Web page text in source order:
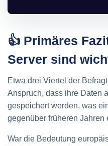
👍 Primäres
Server sind
Etwa drei Viertel der
Anspruch, dass ihre Daten
gespeichert werden, was
gegenüber früheren Jahren
War die Bedeutung